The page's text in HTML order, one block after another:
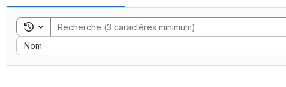
Toggle search history
Nom
Sort by: